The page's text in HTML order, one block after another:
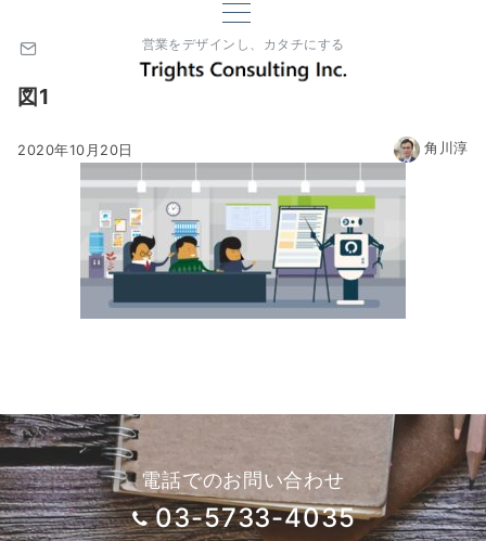
営業をデザインし、カタチにする
図1
2020年10月20日 角川淳
電話でのお問い合わせ
03-5733-4035